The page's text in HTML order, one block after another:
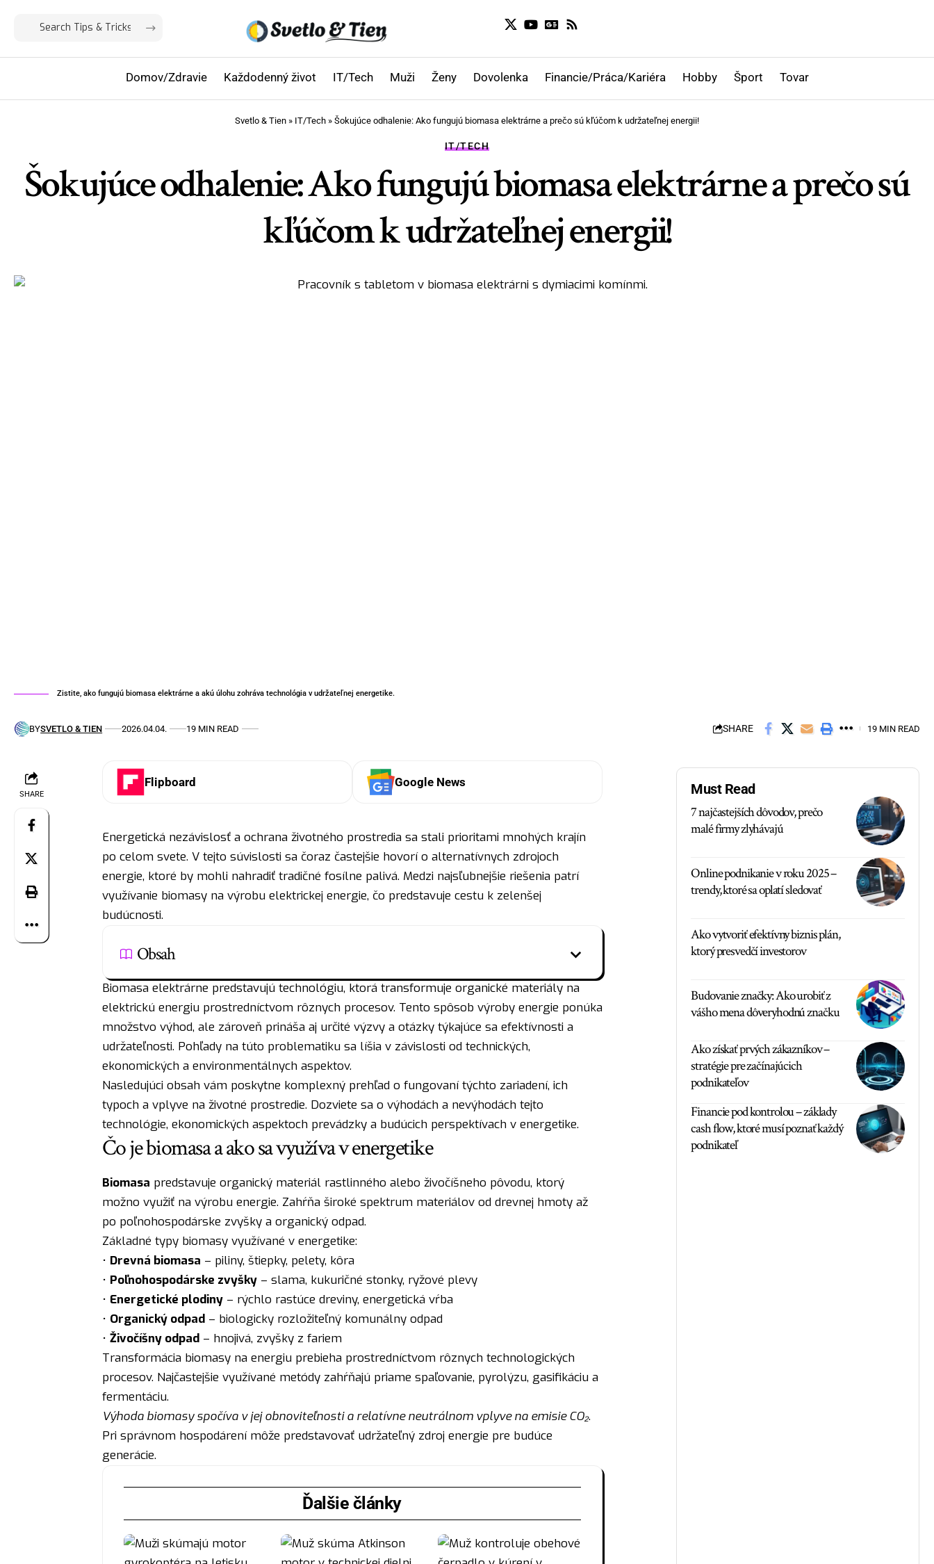
Domov/Zdravie Každodenný život IT/Tech Muži Ženy Dovolenka Financie/Práca/Kariéra Hobby Šport Tovar
Svetlo & Tien » IT/Tech » Šokujúce odhalenie: Ako fungujú biomasa elektrárne a prečo sú kľúčom k udržateľnej energii!
IT/TECH
Šokujúce odhalenie: Ako fungujú biomasa elektrárne a prečo sú
kľúčom k udržateľnej energii!
Zistite, ako fungujú biomasa elektrárne a akú úlohu zohráva technológia v udržateľnej energetike.
BYSVETLO & TIEN 2026.04.04. 19 MIN READ SHARE 19 MIN READ
SHARE
Flipboard Google News
Energetická nezávislosť a ochrana životného prostredia sa stali prioritami mnohých krajín
po celom svete. V tejto súvislosti sa čoraz častejšie hovorí o alternatívnych zdrojoch
energie, ktoré by mohli nahradiť tradičné fosílne palivá. Medzi najsľubnejšie riešenia patrí
využívanie biomasy na výrobu elektrickej energie, čo predstavuje cestu k zelenšej
budúcnosti.
Obsah
Biomasa elektrárne predstavujú technológiu, ktorá transformuje organické materiály na
elektrickú energiu prostredníctvom rôznych procesov. Tento spôsob výroby energie ponúka
množstvo výhod, ale zároveň prináša aj určité výzvy a otázky týkajúce sa efektívnosti a
udržateľnosti. Pohľady na túto problematiku sa líšia v závislosti od technických,
ekonomických a environmentálnych aspektov.
Nasledujúci obsah vám poskytne komplexný prehľad o fungovaní týchto zariadení, ich
typoch a vplyve na životné prostredie. Dozviete sa o výhodách a nevýhodách tejto
technológie, ekonomických aspektoch prevádzky a budúcich perspektívach v energetike.
Čo je biomasa a ako sa využíva v energetike
Biomasa predstavuje organický materiál rastlinného alebo živočíšneho pôvodu, ktorý
možno využiť na výrobu energie. Zahŕňa široké spektrum materiálov od drevnej hmoty až
po poľnohospodárske zvyšky a organický odpad.
Základné typy biomasy využívané v energetike:
• Drevná biomasa – piliny, štiepky, pelety, kôra
• Poľnohospodárske zvyšky– slama, kukuričné stonky, ryžové plevy
• Energetické plodiny– rýchlo rastúce dreviny, energetická vŕba
• Organický odpad– biologicky rozložiteľný komunálny odpad
• Živočíšny odpad– hnojivá, zvyšky z fariem
Transformácia biomasy na energiu prebieha prostredníctvom rôznych technologických
procesov. Najčastejšie využívané metódy zahŕňajú priame spaľovanie, pyrolýzu, gasifikáciu a
fermentáciu.
Výhoda biomasy spočíva v jej obnoviteľnosti a relatívne neutrálnom vplyve na emisie CO₂.
Pri správnom hospodárení môže predstavovať udržateľný zdroj energie pre budúce
generácie.
Ďalšie články
Must Read
7 najčastejších dôvodov, prečo
malé firmy zlyhávajú
Online podnikanie v roku 2025 –
trendy, ktoré sa oplatí sledovať
Ako vytvoriť efektívny biznis plán,
ktorý presvedčí investorov
Budovanie značky: Ako urobiť z
vášho mena dôveryhodnú značku
Ako získať prvých zákazníkov –
stratégie pre začínajúcich
podnikateľov
Financie pod kontrolou – základy
cash flow, ktoré musí poznať každý
podnikateľ